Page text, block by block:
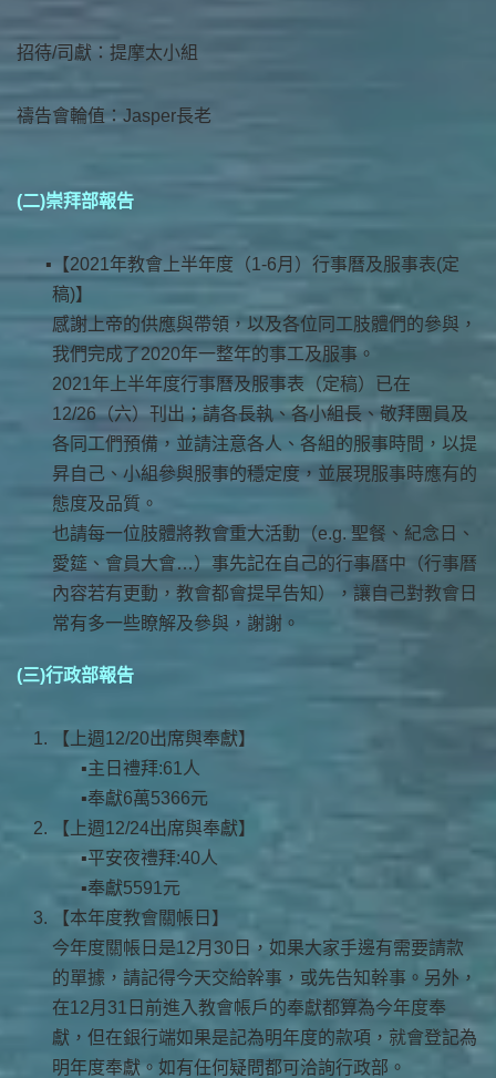
招待/司獻：提摩太小組
禱告會輪值：Jasper長老
(二)崇拜部報告
【2021年教會上半年度（1-6月）行事曆及服事表(定
稿)】
感謝上帝的供應與帶領，以及各位同工肢體們的參與，
我們完成了2020年一整年的事工及服事。
2021年上半年度行事曆及服事表（定稿）已在
12/26（六）刊出；請各長執、各小組長、敬拜團員及
各同工們預備，並請注意各人、各組的服事時間，以提
昇自己、小組參與服事的穩定度，並展現服事時應有的
態度及品質。
也請每一位肢體將教會重大活動（e.g. 聖餐、紀念日、
愛筵、會員大會…）事先記在自己的行事曆中（行事曆
內容若有更動，教會都會提早告知），讓自己對教會日
常有多一些瞭解及參與，謝謝。
(三)行政部報告
【上週12/20出席與奉獻】
主日禮拜:61人
奉獻6萬5366元
【上週12/24出席與奉獻】
平安夜禮拜:40人
奉獻5591元
【本年度教會關帳日】
今年度關帳日是12月30日，如果大家手邊有需要請款
的單據，請記得今天交給幹事，或先告知幹事。另外，
在12月31日前進入教會帳戶的奉獻都算為今年度奉
獻，但在銀行端如果是記為明年度的款項，就會登記為
明年度奉獻。如有任何疑問都可洽詢行政部。